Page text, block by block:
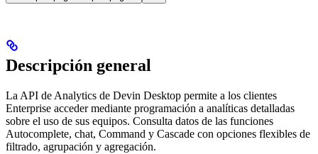
Descripción general
La API de Analytics de Devin Desktop permite a los clientes
Enterprise acceder mediante programación a analíticas detalladas
sobre el uso de sus equipos. Consulta datos de las funciones
Autocomplete, chat, Command y Cascade con opciones flexibles de
filtrado, agrupación y agregación.